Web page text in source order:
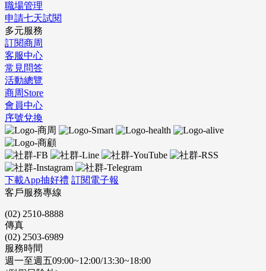
職場管理
申請七天試閱
多元服務
訂閱商周
客服中心
常見問答
活動總覽
商周Store
會員中心
序號兌換
下載App抽好禮 訂閱電子報
客戶服務專線
(02) 2510-8888
傳真
(02) 2503-6989
服務時間
週一至週五09:00~12:00/13:30~18:00